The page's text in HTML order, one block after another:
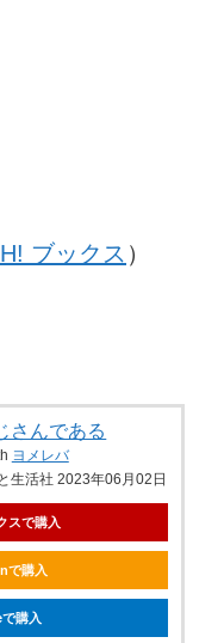
ブックス ）
さんである
ヨメレバ
生活社 2023年06月02日
スで購入
で購入
購入